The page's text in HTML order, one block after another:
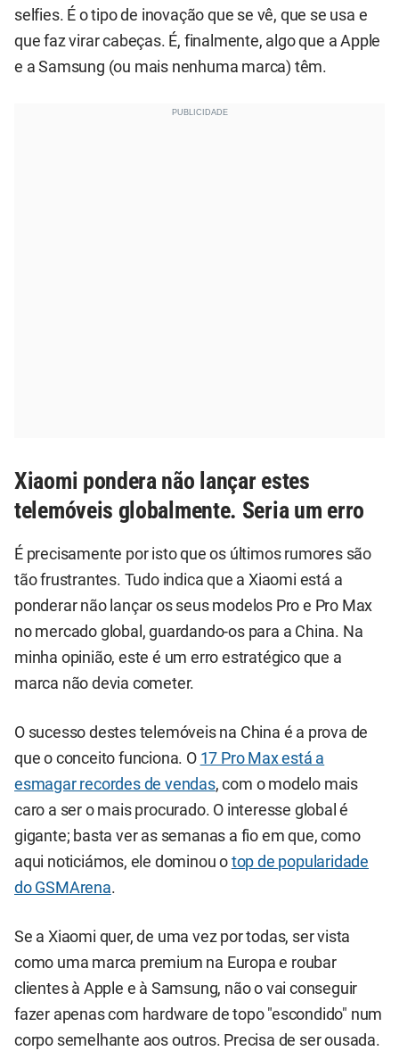
selfies. É o tipo de inovação que se vê, que se usa e
que faz virar cabeças. É, finalmente, algo que a Apple
e a Samsung (ou mais nenhuma marca) têm.
Xiaomi pondera não lançar estes
telemóveis globalmente. Seria um erro
É precisamente por isto que os últimos rumores são
tão frustrantes. Tudo indica que a Xiaomi está a
ponderar não lançar os seus modelos Pro e Pro Max
no mercado global, guardando-os para a China. Na
minha opinião, este é um erro estratégico que a
marca não devia cometer.
O sucesso destes telemóveis na China é a prova de
que o conceito funciona. O 17 Pro Max está a
esmagar recordes de vendas, com o modelo mais
caro a ser o mais procurado. O interesse global é
gigante; basta ver as semanas a fio em que, como
aqui noticiámos, ele dominou o top de popularidade
do GSMArena.
Se a Xiaomi quer, de uma vez por todas, ser vista
como uma marca premium na Europa e roubar
clientes à Apple e à Samsung, não o vai conseguir
fazer apenas com hardware de topo "escondido" num
corpo semelhante aos outros. Precisa de ser ousada.